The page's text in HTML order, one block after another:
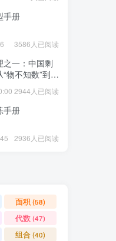
手册
3586人已阅读
之一：中国剩
不知数”到现
2944人已阅读
手册
2936人已阅读
面积(58)
代数(47)
组合(40)